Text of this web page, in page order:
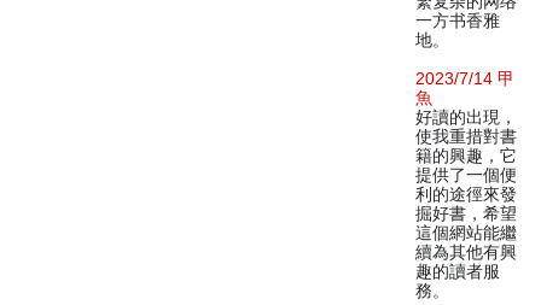
一方书香雅
地。
2023/7/14 甲
魚
好讀的出現，
使我重措對書
籍的興趣，它
提供了一個便
利的途徑來發
掘好書，希望
這個網站能繼
續為其他有興
趣的讀者服
務。